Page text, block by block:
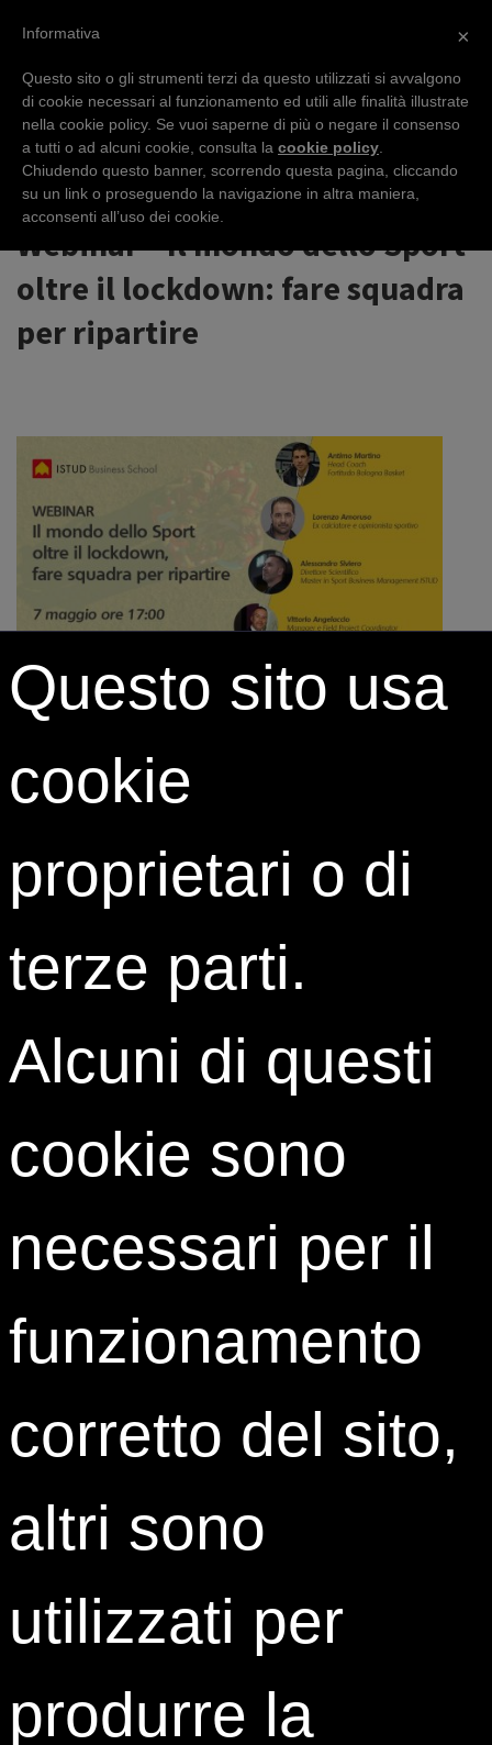
EVENTS
Webinar – Il mondo dello Sport
oltre il lockdown: fare squadra
per ripartire
Live streaming, 7 maggio 2020
delle altre leghe internazionali, stop al mondo del
basket, del volley, dei motori e di tutti gli altri sport di
giapponesi e slittamento a ottobre della partenza del
Giro d’Italia di ciclismo. Sono alcuni degli eventi più
settimane.
Il coronavirus ha rivoluzionato la vita di tutti e la
non poteva essere da meno, con decisioni
importantissime che avranno delle ricadute per i
prossimi mesi e probabilmente anni.
Da dove si può ripartire e quali scenari si iniziano a
diretti ? Come stanno reagendo e reagiranno i tifosi? E
anche a chi dovrà lavorare per la gestione
dell’emergenza dentro le società, le federazioni, le
Il concetto disquadra, di resilienza, dileadership
sono stati presi in passato dal mondo sportivo e
tutto lo sport italiano e internazionale possono essere
oggi un punto di riferimento per l’intera società.
in Sport Business Management ISTUD,
Siviero, vedrà la partecipazione straordinaria di
prestigiose squadre tra cui Glasgow Rangers,
Fiorentina, Blackburn Rovers, e oggi manager
affermato del settore, insieme ad
Capo Allenatore della Fortitudo Bologna, una delle più
importanti società di pallacanestro italiane, e
Questo sito usa
cookie
proprietari o di
terze parti.
Alcuni di questi
cookie sono
necessari per il
funzionamento
corretto del sito,
altri sono
utilizzati per
produrre la
×
Informativa
Questo sito o gli strumenti terzi da questo utilizzati si avvalgono
di cookie necessari al funzionamento ed utili alle finalità illustrate
nella cookie policy. Se vuoi saperne di più o negare il consenso
a tutti o ad alcuni cookie, consulta la cookie policy
Chiudendo questo banner, scorrendo questa pagina, cliccando
su un link o proseguendo la navigazione in altra maniera,
acconsenti all’uso dei cookie.